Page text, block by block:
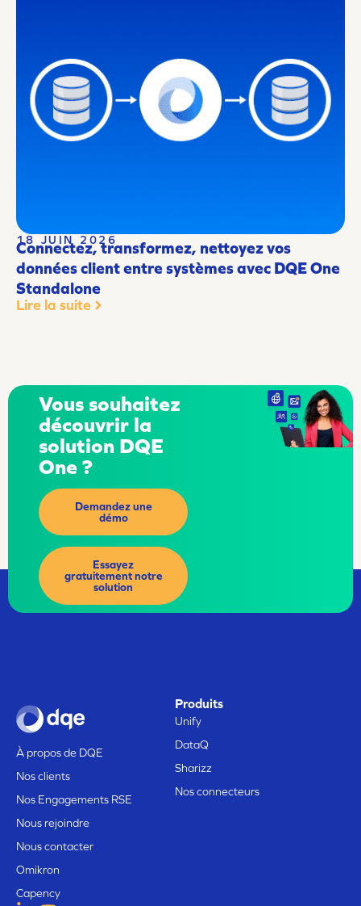
18 JUIN 2026
Connectez, transformez, nettoyez vos
données client entre systèmes avec DQE One
Standalone
Lire la suite
Vous souhaitez
découvrir la
solution DQE
One ?
Demandez une
démo
Essayez
gratuitement notre
solution
À propos de DQE
Nos clients
Nos Engagements RSE
Nous rejoindre
Nous contacter
Omikron
Capency
Produits
Unify
DataQ
Sharizz
Nos connecteurs